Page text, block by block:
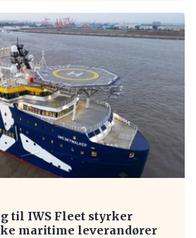
til IWS Fleet styrker
maritime leverandører